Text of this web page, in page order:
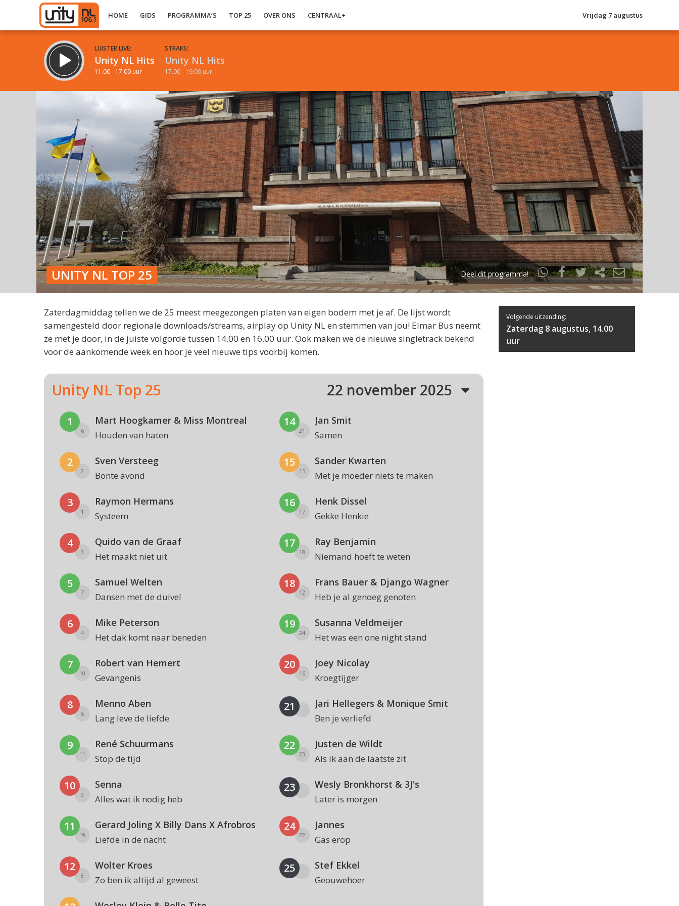
HOME GIDS PROGRAMMA’S TOP 25 OVER ONS CENTRAAL+ Vrijdag 7 augustus
LUISTER LIVE:
Unity NL Hits
11.00 - 17.00 uur
STRAKS:
Unity NL Hits
17.00 - 19.00 uur
Je luistert nu naar
«Vorig uur
UNITY NL TOP 25 Deel dit programma!
Zaterdagmiddag tellen we de 25 meest meegezongen platen van eigen bodem met je af. De lijst wordt
samengesteld door regionale downloads/streams, airplay op Unity NL en stemmen van jou! Elmar Bus neemt
ze met je door, in de juiste volgorde tussen 14.00 en 16.00 uur. Ook maken we de nieuwe singletrack bekend
voor de aankomende week en hoor je veel nieuwe tips voorbij komen.
Unity NL Top 25 22 november 2025
1
6
Mart Hoogkamer & Miss Montreal
Houden van haten
2
2
Sven Versteeg
Bonte avond
3
1
Raymon Hermans
Systeem
4
3
Quido van de Graaf
Het maakt niet uit
5
7
Samuel Welten
Dansen met de duivel
6
4
Mike Peterson
Het dak komt naar beneden
7
10
Robert van Hemert
Gevangenis
8
5
Menno Aben
Lang leve de liefde
9
11
René Schuurmans
Stop de tijd
10
9
Senna
Alles wat ik nodig heb
11
19
Gerard Joling X Billy Dans X Afrobros
Liefde in de nacht
12
8
Wolter Kroes
Zo ben ik altijd al geweest
14
21
Jan Smit
Samen
15
15
Sander Kwarten
Met je moeder niets te maken
16
17
Henk Dissel
Gekke Henkie
17
18
Ray Benjamin
Niemand hoeft te weten
18
12
Frans Bauer & Django Wagner
Heb je al genoeg genoten
19
24
Susanna Veldmeijer
Het was een one night stand
20
16
Joey Nicolay
Kroegtijger
21 Jari Hellegers & Monique Smit
Ben je verliefd
22
23
Justen de Wildt
Als ik aan de laatste zit
23 Wesly Bronkhorst & 3J's
Later is morgen
24
22
Jannes
Gas erop
25 Stef Ekkel
Geouwehoer
Volgende uitzending:
Zaterdag 8 augustus, 14.00
uur